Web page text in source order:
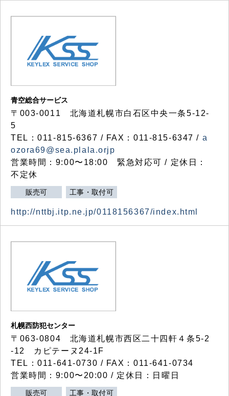
青空総合サービス
〒003-0011 北海道札幌市白石区中央一条5-12-
5
TEL：011-815-6367 / FAX：011-815-6347 / a
ozora69@sea.plala.orjp
営業時間：9:00〜18:00 緊急対応可 / 定休日：
不定休
販売可 工事・取付可
http://nttbj.itp.ne.jp/0118156367/index.html
札幌西防犯センター
〒063-0804 北海道札幌市西区二十四軒４条5-2
-12 カピテーヌ24-1F
TEL：011-641-0730 / FAX：011-641-0734
営業時間：9:00〜20:00 / 定休日：日曜日
販売可 工事・取付可